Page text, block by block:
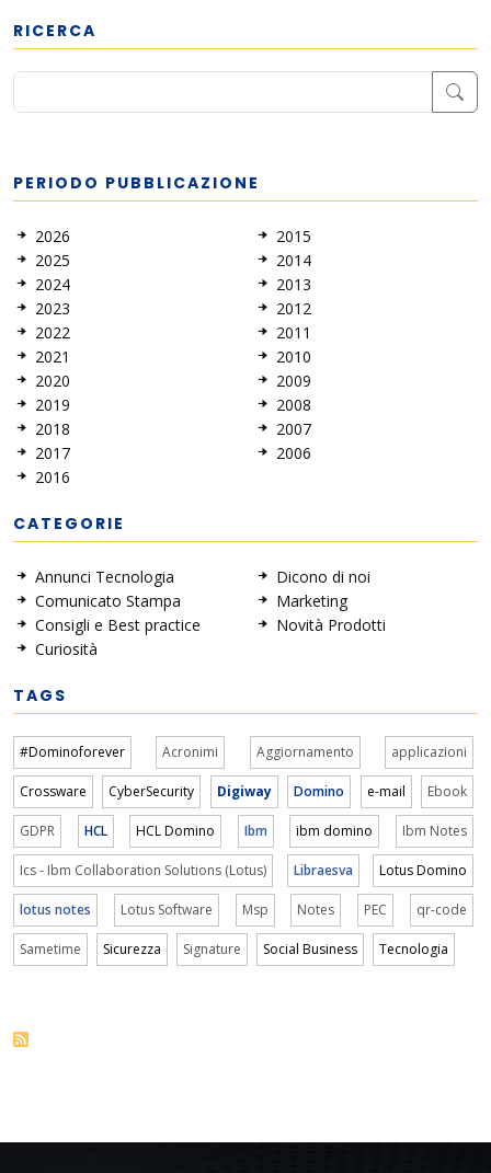
RICERCA
PERIODO PUBBLICAZIONE
2026
2025
2024
2023
2022
2021
2020
2019
2018
2017
2016
2015
2014
2013
2012
2011
2010
2009
2008
2007
2006
CATEGORIE
Annunci Tecnologia
Comunicato Stampa
Consigli e Best practice
Curiosità
Dicono di noi
Marketing
Novità Prodotti
TAGS
#Dominoforever Acronimi Aggiornamento applicazioni
Crossware CyberSecurity Digiway Domino e-mail Ebook
GDPR HCL HCL Domino Ibm ibm domino Ibm Notes
Ics - Ibm Collaboration Solutions (Lotus) Libraesva Lotus Domino
lotus notes Lotus Software Msp Notes PEC qr-code
Sametime Sicurezza Signature Social Business Tecnologia